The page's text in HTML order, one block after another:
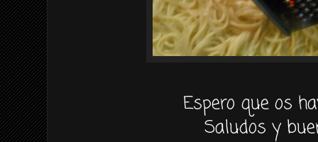
Espero que os
Saludos y